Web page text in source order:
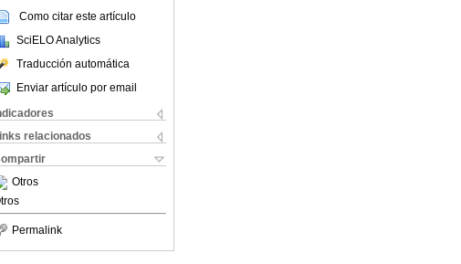
Como citar este artículo
SciELO Analytics
Traducción automática
Enviar artículo por email
relacionados
Otros
Permalink